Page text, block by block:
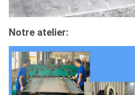
Notre atelier: